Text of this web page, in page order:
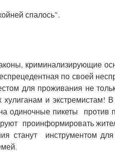
спалось".
криминализирующие
по своей
для проживания не
и экстремистам!
одиночные пикеты против
проинформировать
станут инструментом для